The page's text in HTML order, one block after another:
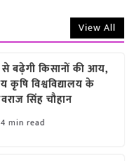
View All
बढ़ेगी किसानों की आय,
कृषि विश्वविद्यालय के
सिंह चौहान
4 min read